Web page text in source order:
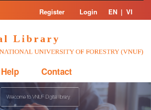
Register Login EN | VI
Help Contact